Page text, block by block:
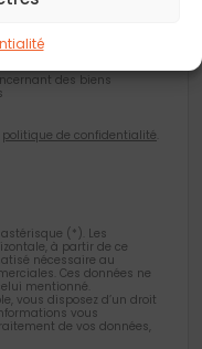
des biens
politique de confidentialité
(*). Les
à partir de ce
nécessaire au
Ces données ne
mentionné.
vous disposez d’un droit
vous
de vos données,